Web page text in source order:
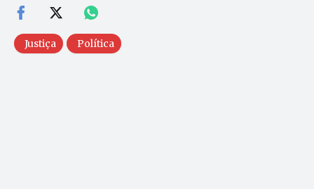
Justiça Política